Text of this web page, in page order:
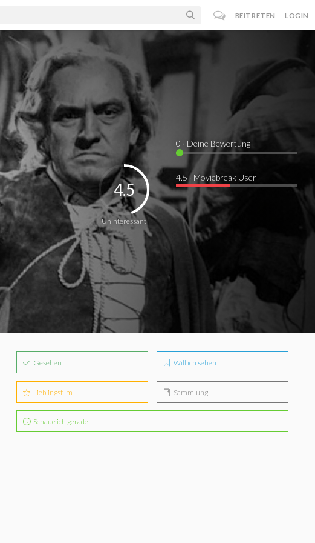
BEITRETEN LOGIN
Uninteressant
4.5
0 · Deine Bewertung
4.5 · Moviebreak User
Gesehen Will ich sehen
Lieblingsfilm Sammlung
Schaue ich gerade